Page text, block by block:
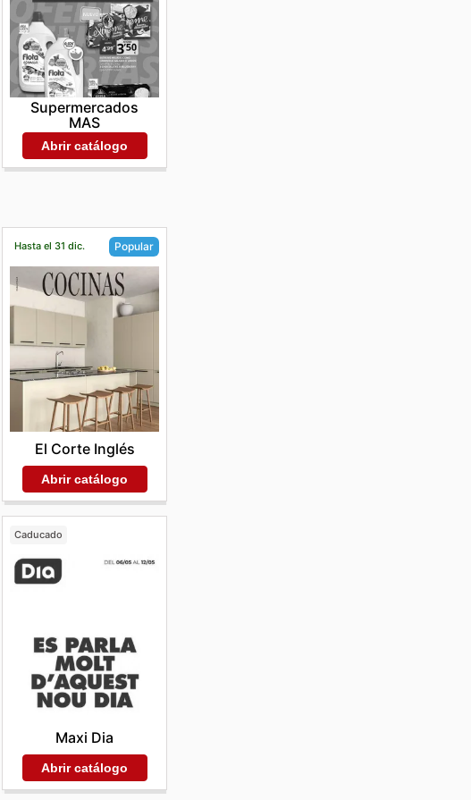
Supermercados
MAS
Abrir catálogo
Hasta el 31 dic. Popular
El Corte Inglés
Abrir catálogo
Caducado
Maxi Dia
Abrir catálogo